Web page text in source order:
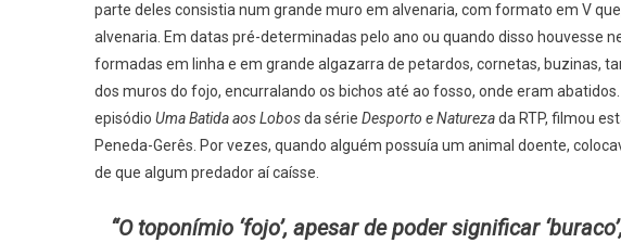
parte deles consistia num grande muro em alvenaria, com formato em V
alvenaria. Em datas pré-determinadas pelo ano ou quando disso houvesse
formadas em linha e em grande algazarra de petardos, cornetas, buzinas,
dos muros do fojo, encurralando os bichos até ao fosso, onde eram
episódio Uma Batida aos Lobosda série Desporto e Naturezada RTP, filmou
Peneda-Gerês. Por vezes, quando alguém possuía um animal doente,
de que algum predador aí caísse.
“O toponímio ‘fojo’, apesar de poder significar